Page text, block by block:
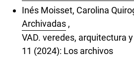
Inés Moisset, Carolina
Archivadas ,
VAD. veredes, arquitectura
11 (2024): Los archivos